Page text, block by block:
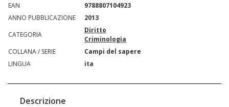
EAN
9788807104923
ANNO PUBBLICAZIONE
2013
CATEGORIA
Diritto
Criminologia
COLLANA / SERIE
Campi del sapere
LINGUA
ita
Descrizione